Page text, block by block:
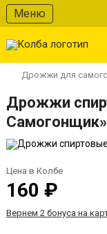
Меню
Дрожжи для
Дрожжи
Самогонщик»
Цена в Колбе
160 ₽
Вернем 2 бонуса на